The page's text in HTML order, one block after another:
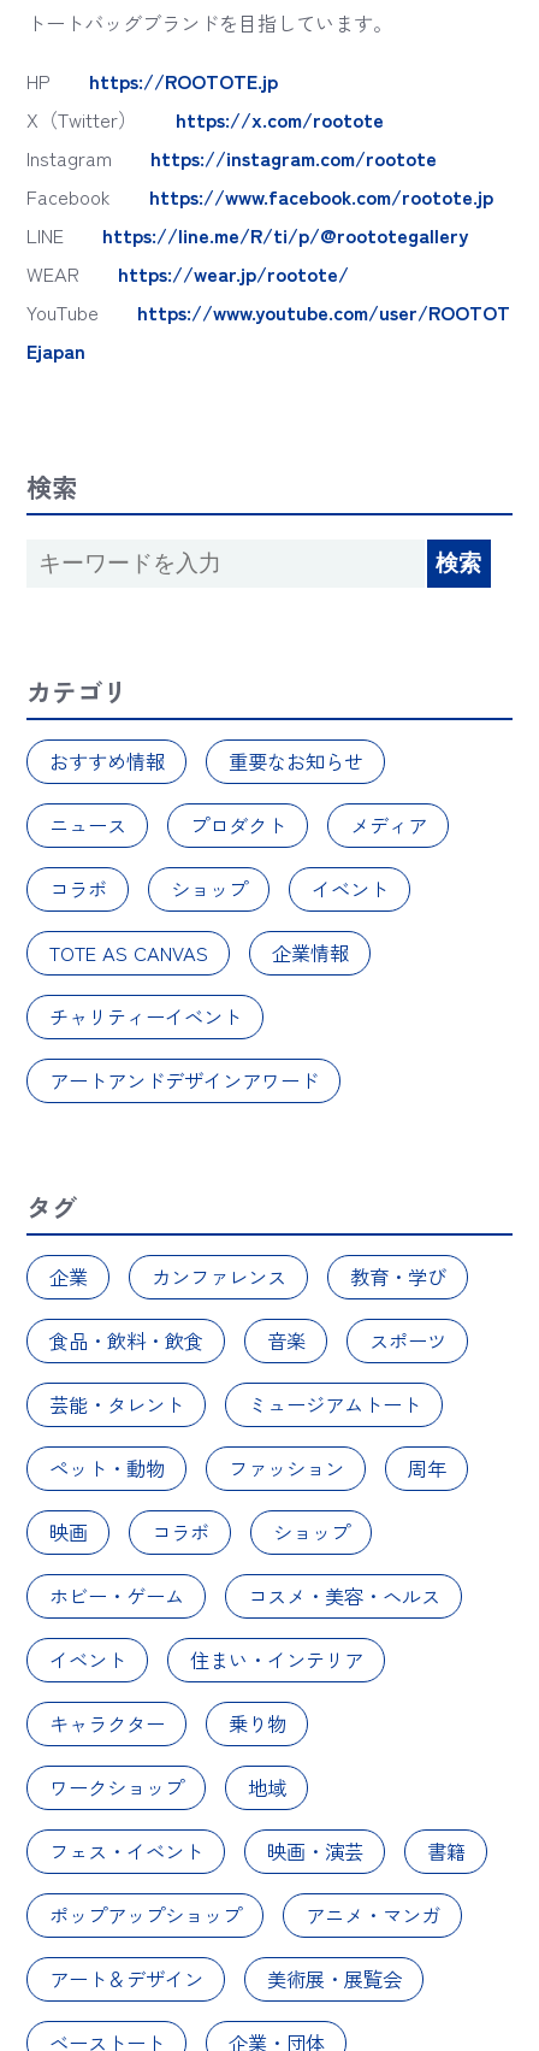
トートバッグブランドを目指しています。
HP https://ROOTOTE.jp
X（Twitter） https://x.com/rootote
Instagram https://instagram.com/rootote
Facebook https://www.facebook.com/rootote.jp
LINE https://line.me/R/ti/p/@roototegallery
WEAR https://wear.jp/rootote/
YouTube https://www.youtube.com/user/ROOTOT
Ejapan
検索
カテゴリ
おすすめ情報 重要なお知らせ
ニュース プロダクト メディア
コラボ ショップ イベント
TOTE AS CANVAS 企業情報
チャリティーイベント
アートアンドデザインアワード
タグ
企業 カンファレンス 教育・学び
食品・飲料・飲食 音楽 スポーツ
芸能・タレント ミュージアムトート
ペット・動物 ファッション 周年
映画 コラボ ショップ
ホビー・ゲーム コスメ・美容・ヘルス
イベント 住まい・インテリア
キャラクター 乗り物
ワークショップ 地域
フェス・イベント 映画・演芸 書籍
ポップアップショップ アニメ・マンガ
アート＆デザイン 美術展・展覧会
ベーストート 企業・団体